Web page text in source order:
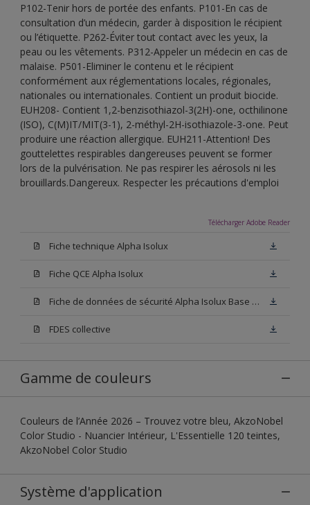
P102-Tenir hors de portée des enfants. P101-En cas de
consultation d’un médecin, garder à disposition le récipient
ou l’étiquette. P262-Éviter tout contact avec les yeux, la
peau ou les vêtements. P312-Appeler un médecin en cas de
malaise. P501-Eliminer le contenu et le récipient
conformément aux réglementations locales, régionales,
nationales ou internationales. Contient un produit biocide.
EUH208- Contient 1,2-benzisothiazol-3(2H)-one, octhilinone
(ISO), C(M)IT/MIT(3-1), 2-méthyl-2H-isothiazole-3-one. Peut
produire une réaction allergique. EUH211-Attention! Des
gouttelettes respirables dangereuses peuvent se former
lors de la pulvérisation. Ne pas respirer les aérosols ni les
brouillards.Dangereux. Respecter les précautions d'emploi
Télécharger Adobe Reader
Fiche technique Alpha Isolux
Fiche QCE Alpha Isolux
Fiche de données de sécurité Alpha Isolux Base W05
FDES collective
Gamme de couleurs
Couleurs de l’Année 2026 – Trouvez votre bleu, AkzoNobel
Color Studio - Nuancier Intérieur, L'Essentielle 120 teintes,
AkzoNobel Color Studio
Système d'application